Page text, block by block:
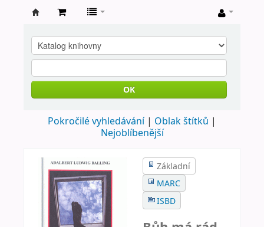
knihovna
Nové
Město
Metují
OK
Pokročilé vyhledávání
Oblak štítků
Nejoblíbenější
Základní
MARC
ISBD